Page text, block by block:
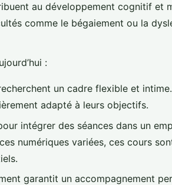
au développement cognitif et
comme le bégaiement ou la
:
un cadre flexible et
adapté à leurs objectifs.
intégrer des séances dans un
numériques variées, ces cours
garantit un accompagnement